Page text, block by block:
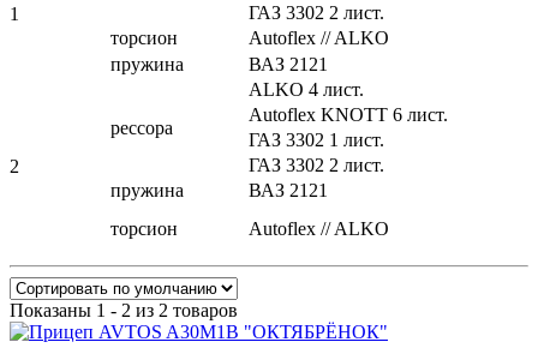
1
ГАЗ 3302 2 лист.
торсион
Autoflex // ALKO
пружина
ВАЗ 2121
2
рессора
ALKO 4 лист.
Autoflex KNOTT 6 лист.
ГАЗ 3302 1 лист.
ГАЗ 3302 2 лист.
пружина
ВАЗ 2121
торсион
Autoflex // ALKO
Показаны 1 - 2 из 2 товаров